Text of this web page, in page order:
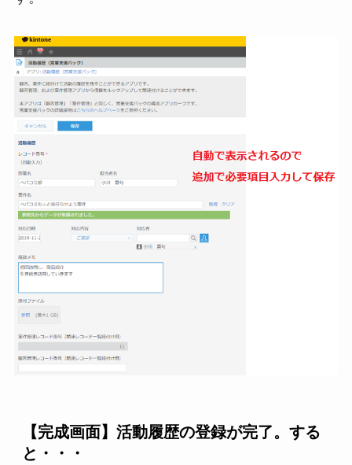
【完成画面】活動履歴の登録が完了。する
と・・・